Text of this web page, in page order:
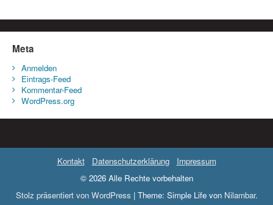
Meta
Anmelden
Eintrags-Feed
Kommentar-Feed
WordPress.org
Kontakt Datenschutzerklärung
Impressum
© 2026 Alle Rechte vorbehalten
Stolz präsentiert von WordPress | Theme: Simple Life von Nilambar.